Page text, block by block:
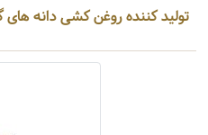
تولید کننده روغن کشی دانه های